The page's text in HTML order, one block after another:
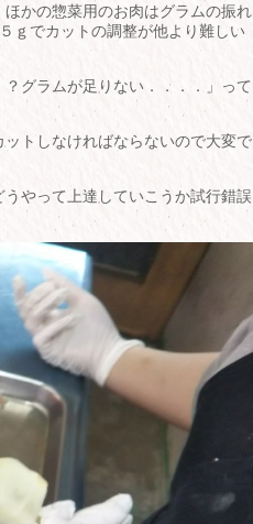
かの惣菜用のお肉はグラムの振れ
ｇでカットの調整が他より難しい
グラムが足りない．．．．」って
トしなければならないので大変で
やって上達していこうか試行錯誤